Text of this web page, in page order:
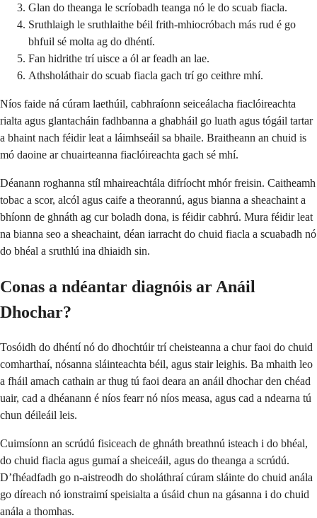
Glan do theanga le scríobadh teanga nó le do scuab fiacla.
Sruthlaigh le sruthlaithe béil frith-mhiocróbach más rud é go
bhfuil sé molta ag do dhéntí.
Fan hidrithe trí uisce a ól ar feadh an lae.
Athsholáthair do scuab fiacla gach trí go ceithre mhí.
Níos faide ná cúram laethúil, cabhraíonn seiceálacha fiaclóireachta
rialta agus glantacháin fadhbanna a ghabháil go luath agus tógáil tartar
a bhaint nach féidir leat a láimhseáil sa bhaile. Braitheann an chuid is
mó daoine ar chuairteanna fiaclóireachta gach sé mhí.
Déanann roghanna stíl mhaireachtála difríocht mhór freisin. Caitheamh
tobac a scor, alcól agus caife a theorannú, agus bianna a sheachaint a
bhíonn de ghnáth ag cur boladh dona, is féidir cabhrú. Mura féidir leat
na bianna seo a sheachaint, déan iarracht do chuid fiacla a scuabadh nó
do bhéal a sruthlú ina dhiaidh sin.
Conas a ndéantar diagnóis ar Anáil
Dhochar?
Tosóidh do dhéntí nó do dhochtúir trí cheisteanna a chur faoi do chuid
comharthaí, nósanna sláinteachta béil, agus stair leighis. Ba mhaith leo
a fháil amach cathain ar thug tú faoi deara an anáil dhochar den chéad
uair, cad a dhéanann é níos fearr nó níos measa, agus cad a ndearna tú
chun déileáil leis.
Cuimsíonn an scrúdú fisiceach de ghnáth breathnú isteach i do bhéal,
do chuid fiacla agus gumaí a sheiceáil, agus do theanga a scrúdú.
D’fhéadfadh go n-aistreodh do sholáthraí cúram sláinte do chuid anála
go díreach nó ionstraimí speisialta a úsáid chun na gásanna i do chuid
anála a thomhas.